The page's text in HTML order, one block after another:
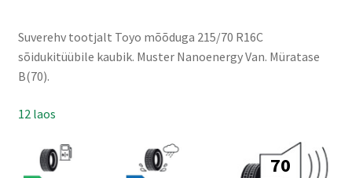
Suverehv tootjalt Toyo mõõduga 215/70 R16C
sõidukitüübile kaubik. Muster Nanoenergy Van. Müratase
B(70).
12 laos
70